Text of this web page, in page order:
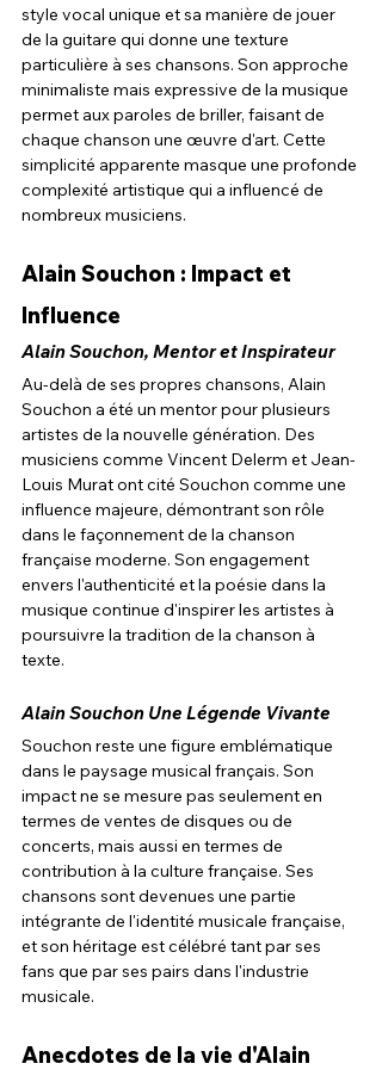
style vocal unique et sa manière de jouer
de la guitare qui donne une texture
particulière à ses chansons. Son approche
minimaliste mais expressive de la musique
permet aux paroles de briller, faisant de
chaque chanson une œuvre d'art. Cette
simplicité apparente masque une profonde
complexité artistique qui a influencé de
nombreux musiciens.
Alain Souchon : Impact et
Influence
Alain Souchon, Mentor et Inspirateur
Au-delà de ses propres chansons, Alain
Souchon a été un mentor pour plusieurs
artistes de la nouvelle génération. Des
musiciens comme Vincent Delerm et Jean-
Louis Murat ont cité Souchon comme une
influence majeure, démontrant son rôle
dans le façonnement de la chanson
française moderne. Son engagement
envers l'authenticité et la poésie dans la
musique continue d'inspirer les artistes à
poursuivre la tradition de la chanson à
texte.
Alain Souchon Une Légende Vivante
Souchon reste une figure emblématique
dans le paysage musical français. Son
impact ne se mesure pas seulement en
termes de ventes de disques ou de
concerts, mais aussi en termes de
contribution à la culture française. Ses
chansons sont devenues une partie
intégrante de l'identité musicale française,
et son héritage est célébré tant par ses
fans que par ses pairs dans l'industrie
musicale.
Anecdotes de la vie d'Alain